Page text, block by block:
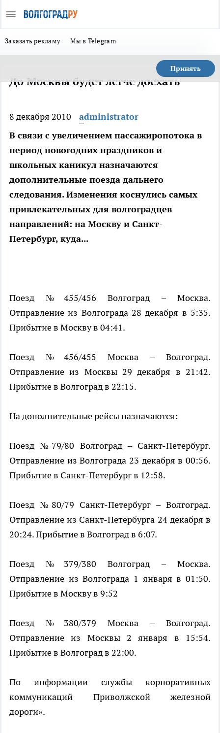
Заказать рекламу Мы в Telegram
Принять
До Москвы будет легче доехать
8 декабря 2010
administrator
В связи с увеличением пассажиропотока в
период новогодних праздников и
школьных каникул назначаются
дополнительные поезда дальнего
следования. Изменения коснулись самых
привлекательных для волгоградцев
направлений: на Москву и Санкт-
Петербург, куда...
Поезд №455/456 Волгоград – Москва.
Отправление из Волгограда 28 декабря в 5:35.
Прибытие в Москву в 04:41.
Поезд №456/455 Москва – Волгоград.
Отправление из Москвы 29 декабря в 21:42.
Прибытие в Волгоград в 22:15.
На дополнительные рейсы назначаются:
Поезд №79/80 Волгоград – Санкт-Петербург.
Отправление из Волгограда 23 декабря в 00:56.
Прибытие в Санкт-Петербург в 12:58.
Поезд №80/79 Санкт-Петербург – Волгоград.
Отправление из Санкт-Петербурга 24 декабря в
20:24. Прибытие в Волгоград в 6:07.
Поезд №379/380 Волгоград – Москва.
Отправление из Волгограда 1 января в 01:50.
Прибытие в Москву в 9:52
Поезд №380/379 Москва – Волгоград.
Отправление из Москвы 2 января в 15:54.
Прибытие в Волгоград в 22:00.
По информации службы корпоративных
коммуникаций Приволжской железной
дороги».